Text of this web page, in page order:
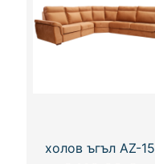
холов ъгъл AZ-15